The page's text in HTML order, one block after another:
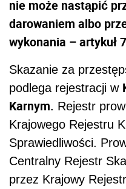
nie może nastąpić
darowaniem albo
wykonania – artykuł
Skazanie za
podlega rejestracji w
Karnym. Rejestr
Krajowego Rejestru
Sprawiedliwości.
Centralny Rejestr
przez Krajowy